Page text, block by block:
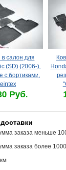
в салон для
(SD) (2006-),
с бортиками,
Руб.
заказа меньше
заказа более